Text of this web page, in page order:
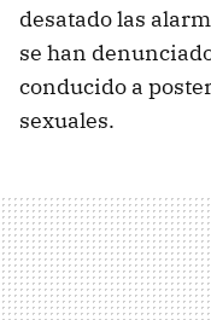
desatado las
se han
conducido a
sexuales.